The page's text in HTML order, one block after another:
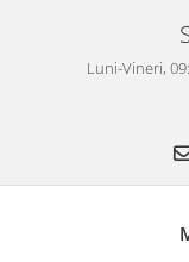
Luni-Vineri,